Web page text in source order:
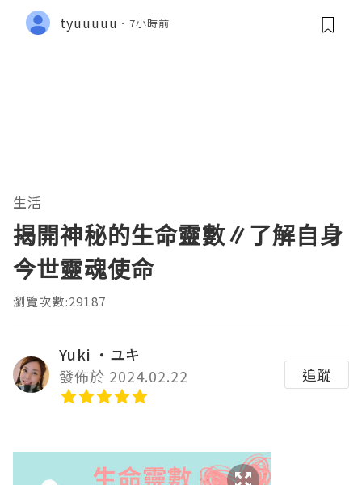
tyuuuuu 7小時前
生活
揭開神秘的生命靈數∥了解自身
今世靈魂使命
瀏覽次數:29187
Yuki ‧ユキ
發佈於 2024.02.22
追蹤